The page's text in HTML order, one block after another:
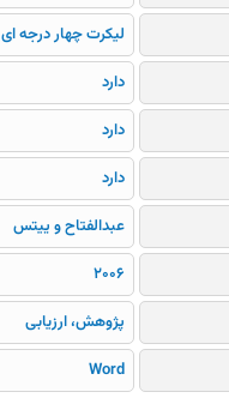
لیکرت چهار درجه ای
دارد
دارد
دارد
عبدالفتاح و ییتس
2006
پژوهش، ارزیابی
Word